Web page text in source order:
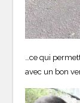
…ce qui
avec un bon